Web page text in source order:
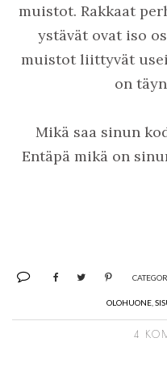
muistot. Rakkaat
ystävät ovat iso
muistot liittyvät
on
Mikä saa sinun
Entäpä mikä on
OLOHUONE
4